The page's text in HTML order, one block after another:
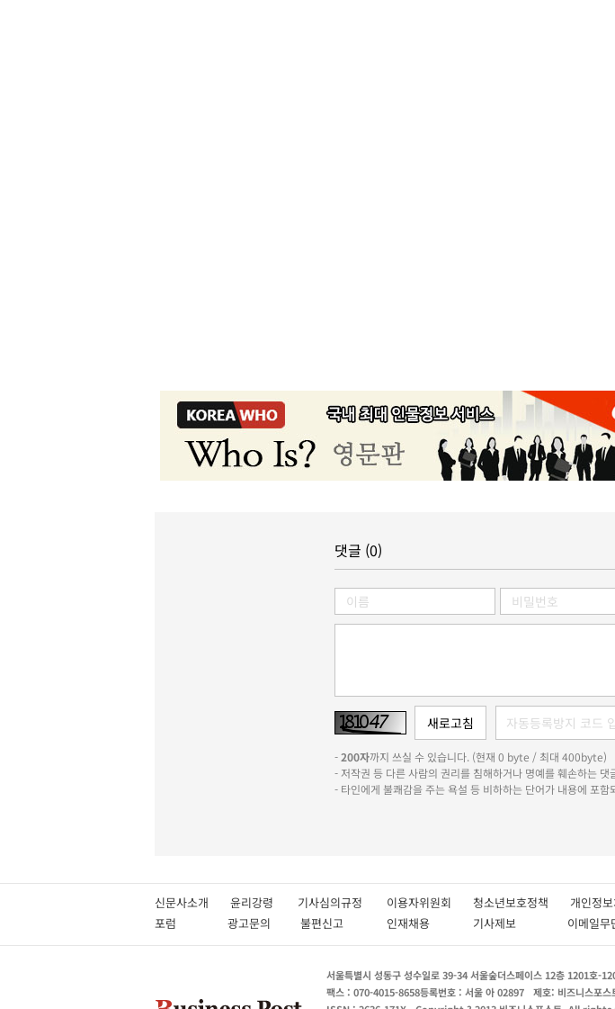
댓글 (0)
-200자까지 쓰실 수 있습니다. (현재 0 byte / 최대 400byte)
- 저작권 등 다른 사람의 권리를 침해하거나 명예를 훼손하는
- 타인에게 불쾌감을 주는 욕설 등 비하하는 단어가 내용에 포
신문사소개 윤리강령 기사심의규정 이용자위원회 청소년보호정책 개인
포럼
광고문의 불편신고 인재채용 기사제보 이메일무
서울특별시 성동구 성수일로 39-34 서울숲더스페이스 12층 1201호-
팩스 : 070-4015-8658등록번호 : 서울 아 02897 제호: 비즈니스포스